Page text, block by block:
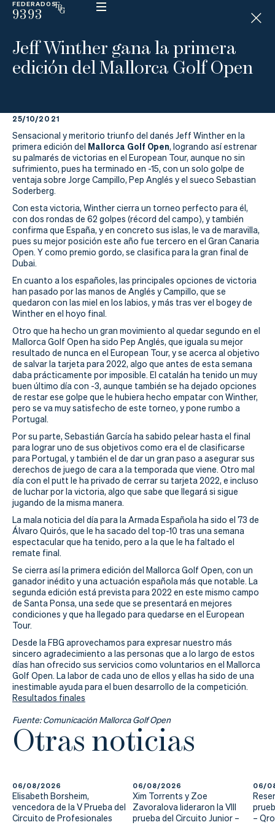
FEDERADOS
9393
ESP
N
D
C
La
Federación
Federarse
Jugar
Aprender
Actualidad
Tienda
Jeff Winther gana la primera
edición del Mallorca Golf Open
25/10/2021
Sensacional y meritorio triunfo del danés Jeff Winther en la
primera edición del Mallorca Golf Open, logrando así estrenar
su palmarés de victorias en el European Tour, aunque no sin
sufrimiento, pues ha terminado en -15, con un solo golpe de
ventaja sobre Jorge Campillo, Pep Anglés y el sueco Sebastian
Soderberg.
Con esta victoria, Winther cierra un torneo perfecto para él,
con dos rondas de 62 golpes (récord del campo), y también
confirma que España, y en concreto sus islas, le va de maravilla,
pues su mejor posición este año fue tercero en el Gran Canaria
Open. Y como premio gordo, se clasifica para la gran final de
Dubai.
En cuanto a los españoles, las principales opciones de victoria
han pasado por las manos de Anglés y Campillo, que se
quedaron con las miel en los labios, y más tras ver el bogey de
Winther en el hoyo final.
Otro que ha hecho un gran movimiento al quedar segundo en el
Mallorca Golf Open ha sido Pep Anglés, que iguala su mejor
resultado de nunca en el European Tour, y se acerca al objetivo
de salvar la tarjeta para 2022, algo que antes de esta semana
daba prácticamente por imposible. El catalán ha tenido un muy
buen último día con -3, aunque también se ha dejado opciones
de restar ese golpe que le hubiera hecho empatar con Winther,
pero se va muy satisfecho de este torneo, y pone rumbo a
Portugal.
Por su parte, Sebastián García ha sabido pelear hasta el final
para lograr uno de sus objetivos como era el de clasificarse
para Portugal, y también el de dar un gran paso a asegurar sus
derechos de juego de cara a la temporada que viene. Otro mal
día con el putt le ha privado de cerrar su tarjeta 2022, e incluso
de luchar por la victoria, algo que sabe que llegará si sigue
jugando de la misma manera.
La mala noticia del día para la Armada Española ha sido el 73 de
Álvaro Quirós, que le ha sacado del top-10 tras una semana
espectacular que ha tenido, pero a la que le ha faltado el
remate final.
Se cierra así la primera edición del Mallorca Golf Open, con un
ganador inédito y una actuación española más que notable. La
segunda edición está prevista para 2022 en este mismo campo
de Santa Ponsa, una sede que se presentará en mejores
condiciones y que ha llegado para quedarse en el European
Tour.
Desde la FBG aprovechamos para expresar nuestro más
sincero agradecimiento a las personas que a lo largo de estos
días han ofrecido sus servicios como voluntarios en el Mallorca
Golf Open. La labor de cada uno de ellos y ellas ha sido de una
inestimable ayuda para el buen desarrollo de la competición.
Resultados finales
Fuente: Comunicación Mallorca Golf Open
Otras noticias
06/08/2026
Elisabeth Borsheim,
vencedora de la V Prueba del
Circuito de Profesionales
06/08/2026
Xim Torrents y Zoe
Zavoralova lideraron la VIII
prueba del Circuito Junior –
06/
–